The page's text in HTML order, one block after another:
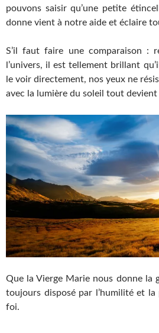
pouvons saisir qu’une petite
donne vient à notre aide et éclaire
S’il faut faire une comparaison :
l’univers, il est tellement brillant
le voir directement, nos yeux ne
avec la lumière du soleil tout devient
Que la Vierge Marie nous donne la
toujours disposé par l’humilité et
foi.